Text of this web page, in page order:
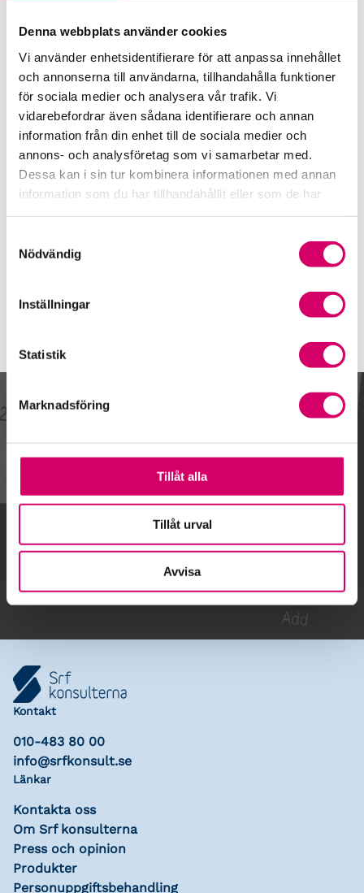
Denna webbplats använder cookies
Vi använder enhetsidentifierare för att anpassa innehållet
och annonserna till användarna, tillhandahålla funktioner
för sociala medier och analysera vår trafik. Vi
vidarebefordrar även sådana identifierare och annan
information från din enhet till de sociala medier och
annons- och analysföretag som vi samarbetar med.
Dessa kan i sin tur kombinera informationen med annan
information som du har tillhandahållit eller som de har
Nödvändig
Inställningar
Statistik
Marknadsföring
Tillåt alla
Tillåt urval
Avvisa
Agneta Andersson
Auktoriserad Redovisningskonsult
Srf
Certifierad Affärsrådgivare
Aklero Ekonomi AB
Kisa
Mobiltelefon
076-893 57 34
E-post
Kalendarium
Gå till kalendariet
Kontakt
010-483 80 00
info@srfkonsult.se
Länkar
Kontakta oss
Om Srf konsulterna
Press och opinion
Produkter
Personuppgiftsbehandling